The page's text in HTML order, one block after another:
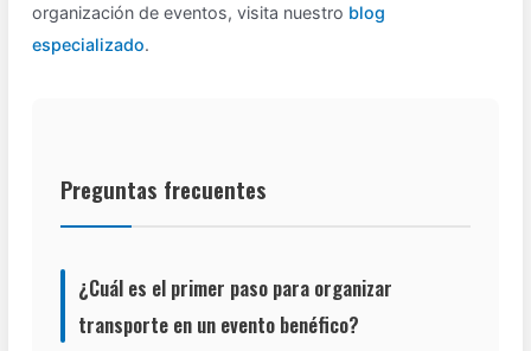
organización de eventos, visita nuestro blog
especializado.
Preguntas frecuentes
¿Cuál es el primer paso para organizar
transporte en un evento benéfico?